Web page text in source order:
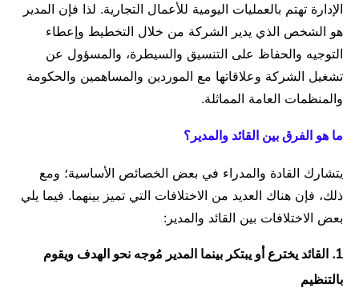
الإدارة تهتم بالعمليات اليومية للأعمال التجارية. لذا فإن المدير
هو الشخص الذي يدير الشركة من خلال التخطيط وإعطاء
التوجيه والحفاظ على التنسيق والسيطرة، والمسؤول عن
تشغيل الشركة وعلاقاتها مع الموردين والمساهمين والحكومة
والمنظمات العامة المماثلة.
ما هو الفرق بين القائد والمدير؟
يتشارك القادة والمدراء في بعض الخصائص الأساسية؛ ومع
ذلك، فإن هناك العديد من الاختلافات التي تميز بينهما. فيما يلي
بعض الاختلافات بين القائد والمدير:
1. القائد يخترع أو يبتكر بينما المدير مُوجه نحو الهدف ويقوم
بالتنظيم